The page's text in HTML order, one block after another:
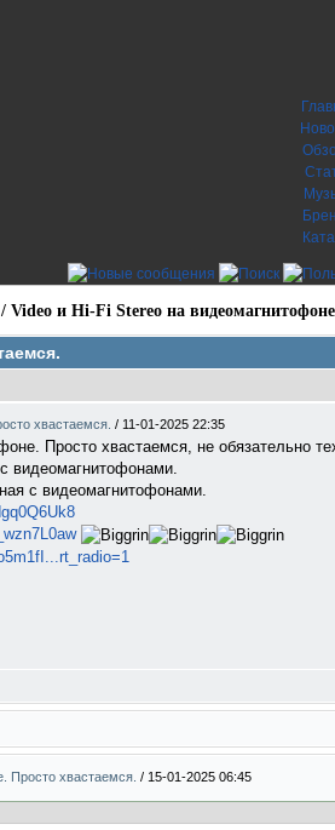
/ Video и Hi-Fi Stereo на
хвастаемся. / 11-01-2025 22:35
Просто хвастаемся, не обязательно
видеомагнитофонами.
с видеомагнитофонами.
Просто хвастаемся. / 15-01-2025 06:45